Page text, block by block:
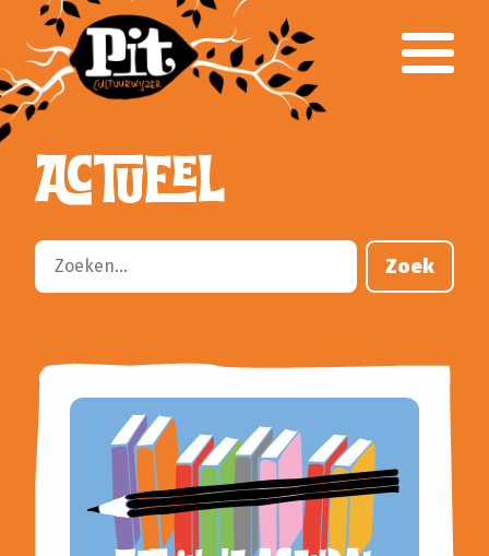
Over Pit
Team
Klankbordgroep
Verantwoording
Voor het onderwijs
Primair Onderwijs
Gespecialiseerd Onderwijs
Culturele partners
Aanvragen klankbordgroep
Voor het culturele veld
Parkstad CultuurWeb
Planned Culture
Reizen in de Tijd
ACTUEEL
Zoek